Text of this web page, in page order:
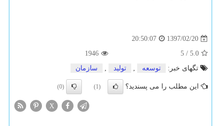
1397/02/20
20:50:07
5.0
/
5
1946
تگهای خبر:
توسعه , تولید , سازمان
این مطلب را می پسندید؟ (1)
(0)
X